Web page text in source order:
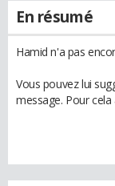
En résumé
Hamid n'a pas
Vous pouvez lui
message. Pour